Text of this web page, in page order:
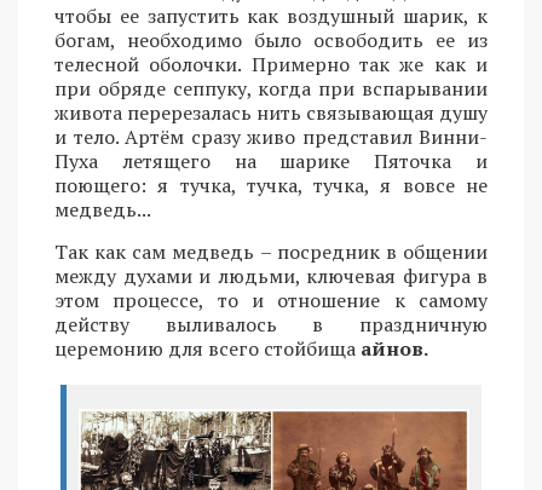
чтобы ее запустить как воздушный шарик, к
богам, необходимо было освободить ее из
телесной оболочки. Примерно так же как и
при обряде сеппуку, когда при вспарывании
живота перерезалась нить связывающая душу
и тело. Артём сразу живо представил Винни-
Пуха летящего на шарике Пяточка и
поющего: я тучка, тучка, тучка, я вовсе не
медведь...
Так как сам медведь – посредник в общении
между духами и людьми, ключевая фигура в
этом процессе, то и отношение к самому
действу выливалось в праздничную
церемонию для всего стойбища айнов.